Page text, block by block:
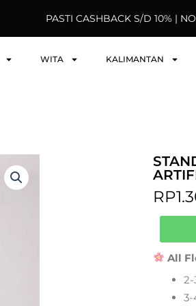
PASTI CASHBACK S/D 10% |
WITA KALIMANTAN
RP
All